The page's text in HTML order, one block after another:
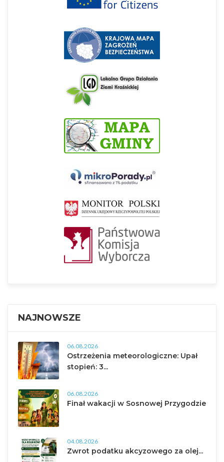
NAJNOWSZE
06.08.2026
Ostrzeżenia meteorologiczne: Upał
stopień: 3...
06.08.2026
Finał wakacji w Sosnowej Przygodzie
04.08.2026
Zwrot podatku akcyzowego za olej...